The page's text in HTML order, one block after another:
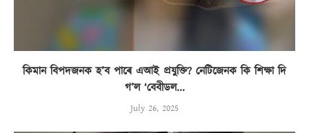
কিমান বিপদজনক হ’ব পাৰে এআই প্ৰযুক্তি? নেটিজেনক কি শিক্ষা দি
গ’ল ‘বেবীডল...
July 26, 2025